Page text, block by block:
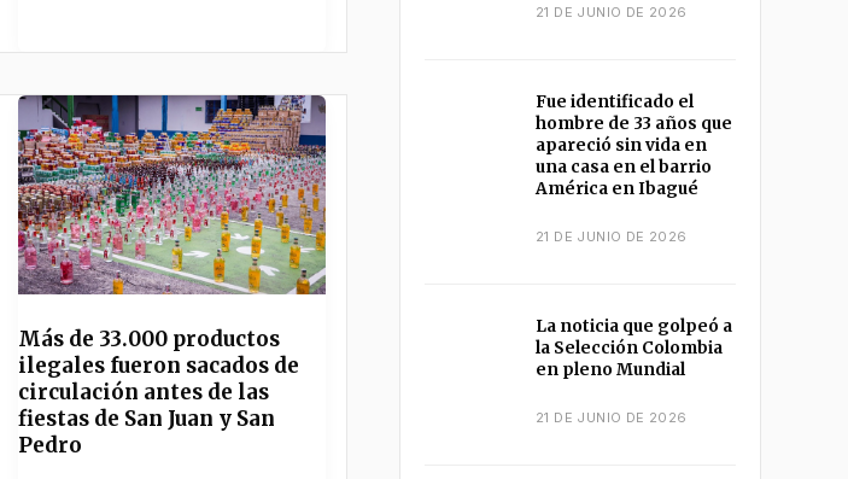
Más de 33.000 productos
ilegales fueron sacados de
circulación antes de las
fiestas de San Juan y San
Pedro
21 DE JUNIO DE 2026
Fue identificado el
hombre de 33 años que
apareció sin vida en
una casa en el barrio
América en Ibagué
21 DE JUNIO DE 2026
La noticia que golpeó a
la Selección Colombia
en pleno Mundial
21 DE JUNIO DE 2026